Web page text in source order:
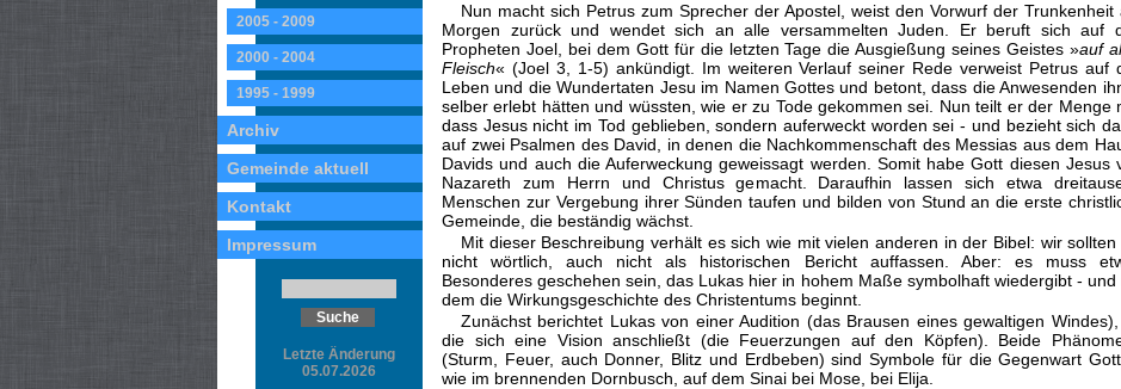
2005 - 2009
2000 - 2004
1995 - 1999
Archiv
Gemeinde aktuell
Kontakt
Impressum
Letzte Änderung
05.07.2026
Nun macht sich Petrus zum Sprecher der Apostel, weist den Vorwurf der Trunkenheit
Morgen zurück und wendet sich an alle versammelten Juden. Er beruft sich auf
Propheten Joel, bei dem Gott für die letzten Tage die Ausgießung seines Geistes »auf
Fleisch« (Joel 3, 1-5) ankündigt. Im weiteren Verlauf seiner Rede verweist Petrus auf
Leben und die Wundertaten Jesu im Namen Gottes und betont, dass die Anwesenden
selber erlebt hätten und wüssten, wie er zu Tode gekommen sei. Nun teilt er der Menge
dass Jesus nicht im Tod geblieben, sondern auferweckt worden sei - und bezieht sich
auf zwei Psalmen des David, in denen die Nachkommenschaft des Messias aus dem
Davids und auch die Auferweckung geweissagt werden. Somit habe Gott diesen Jesus
Nazareth zum Herrn und Christus gemacht. Daraufhin lassen sich etwa
Menschen zur Vergebung ihrer Sünden taufen und bilden von Stund an die erste
Gemeinde, die beständig wächst.
Mit dieser Beschreibung verhält es sich wie mit vielen anderen in der Bibel: wir sollten
nicht wörtlich, auch nicht als historischen Bericht auffassen. Aber: es muss
Besonderes geschehen sein, das Lukas hier in hohem Maße symbolhaft wiedergibt - und
dem die Wirkungsgeschichte des Christentums beginnt.
Zunächst berichtet Lukas von einer Audition (das Brausen eines gewaltigen
die sich eine Vision anschließt (die Feuerzungen auf den Köpfen). Beide
(Sturm, Feuer, auch Donner, Blitz und Erdbeben) sind Symbole für die Gegenwart
wie im brennenden Dornbusch, auf dem Sinai bei Mose, bei Elija.